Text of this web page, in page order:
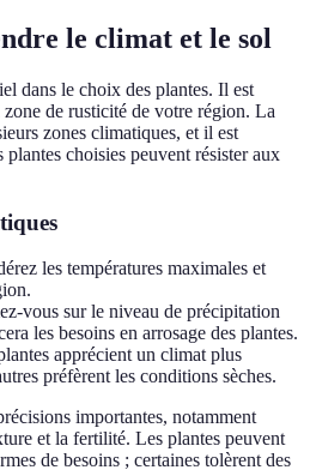
le climat et le sol
dans le choix des plantes. Il est
de rusticité de votre région. La
zones climatiques, et il est
plantes choisies peuvent résister aux
les températures maximales et
vous sur le niveau de précipitation
les besoins en arrosage des plantes.
apprécient un climat plus
préfèrent les conditions sèches.
importantes, notamment
et la fertilité. Les plantes peuvent
de besoins ; certaines tolèrent des